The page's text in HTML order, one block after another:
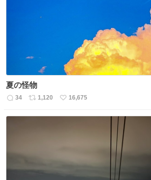
夏の怪物
返
34
リ
1,120
い
16,675